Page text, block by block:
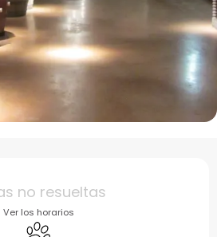
y datos de
no resueltas
Ver los horarios
Se aceptan animales